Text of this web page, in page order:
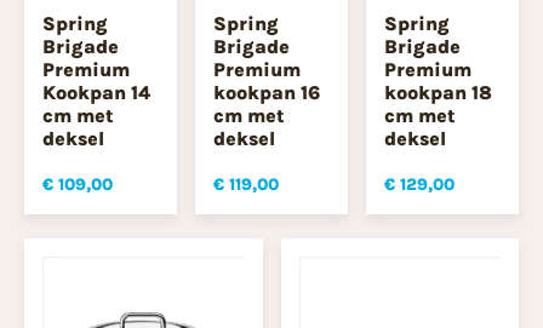
Spring
Brigade
Premium
Kookpan 14
cm met
deksel
€ 109,00
Spring
Brigade
Premium
kookpan 16
cm met
deksel
€ 119,00
Spring
Brigade
Premium
kookpan 18
cm met
deksel
€ 129,00